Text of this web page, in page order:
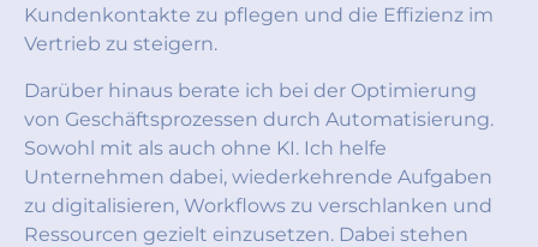
Kundenkontakte zu pflegen und die Effizienz im
Vertrieb zu steigern.
Darüber hinaus berate ich bei der Optimierung
von Geschäftsprozessen durch Automatisierung.
Sowohl mit als auch ohne KI. Ich helfe
Unternehmen dabei, wiederkehrende Aufgaben
zu digitalisieren, Workflows zu verschlanken und
Ressourcen gezielt einzusetzen. Dabei stehen